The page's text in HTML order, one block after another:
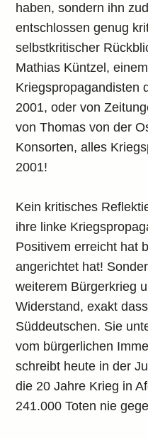
haben, sondern ihn
entschlossen genug
selbstkritischer
Mathias Küntzel,
Kriegspropagandisten
2001, oder von
von Thomas von der
Konsorten, alles
2001!
Kein kritisches
ihre linke
Positivem erreicht hat
angerichtet hat!
weiterem Bürgerkrieg
Widerstand, exakt
Süddeutschen. Sie
vom bürgerlichen
schreibt heute in der
die 20 Jahre Krieg in
241.000 Toten nie